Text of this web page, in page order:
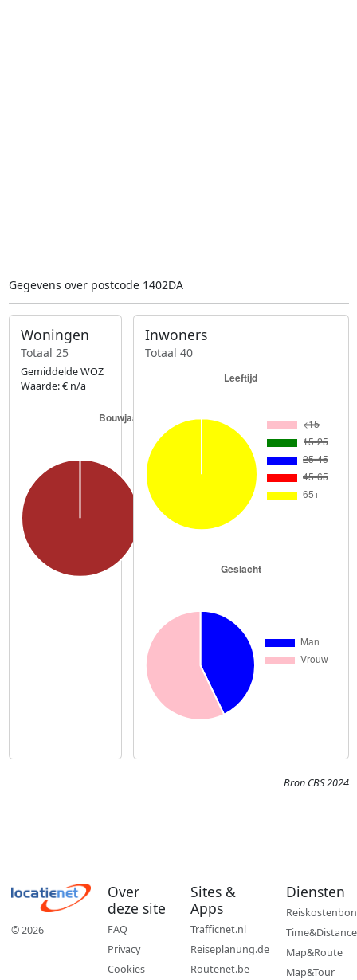
Gegevens over postcode 1402DA
Woningen
Totaal 25
Gemiddelde WOZ
Waarde: € n/a
Inwoners
Totaal 40
Bron CBS 2024
© 2026
Over
deze site
FAQ
Privacy
Cookies
Sites &
Apps
Trafficnet.nl
Reiseplanung.de
Routenet.be
Diensten
Reiskostenbon
Time&Distance
Map&Route
Map&Tour